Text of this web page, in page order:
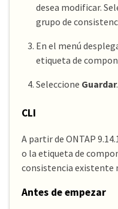
desea modificar.
grupo de
En el menú
etiqueta de
Seleccione Guardar.
CLI
A partir de ONTAP
o la etiqueta de
consistencia existente
Antes de empezar